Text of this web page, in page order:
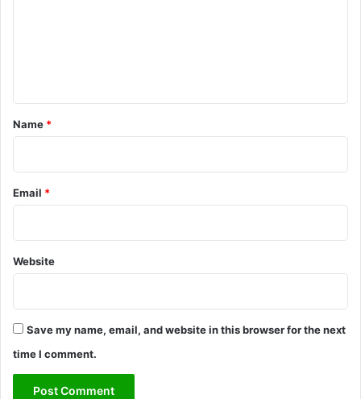
*
Name *
Email *
Website
Save my name, email, and website in this browser for the next
time I comment.